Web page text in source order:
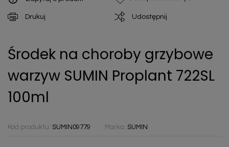
Drukuj Udostępnij
Środek na choroby grzybowe
warzyw SUMIN Proplant 722SL
100ml
Kod produktu: SUMIN09779 Marka: SUMIN